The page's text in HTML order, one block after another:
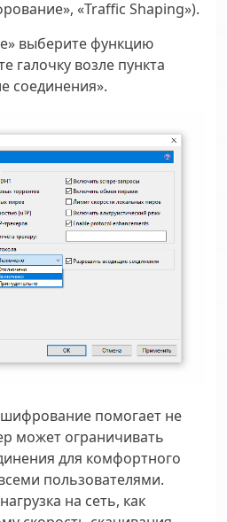
«Traffic Shaping»).
выберите функцию
галочку возле пункта
соединения».
шифрование помогает не
может ограничивать
для комфортного
пользователями.
на сеть, как